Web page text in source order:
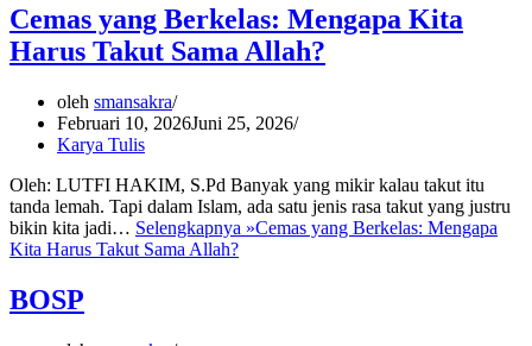
Cemas yang Berkelas: Mengapa Kita
Harus Takut Sama Allah?
oleh smansakra
Februari 10, 2026Juni 25, 2026
Karya Tulis
Oleh: LUTFI HAKIM, S.Pd Banyak yang mikir kalau takut itu
tanda lemah. Tapi dalam Islam, ada satu jenis rasa takut yang justru
bikin kita jadi… Selengkapnya »Cemas yang Berkelas: Mengapa
Kita Harus Takut Sama Allah?
BOSP